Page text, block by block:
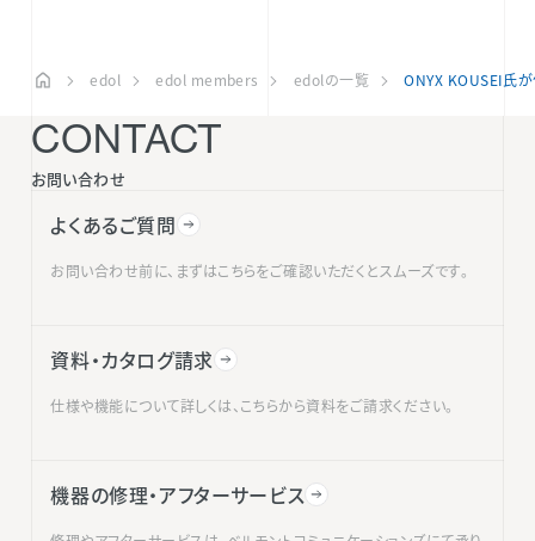
edol edol members edolの一覧 ONYX KOUSEI氏
CONTACT
お問い合わせ
よくあるご質問
お問い合わせ前に、まずはこちらをご確認いただくとスムーズです。
資料・カタログ請求
仕様や機能について詳しくは、こちらから資料をご請求ください。
機器の修理・アフターサービス